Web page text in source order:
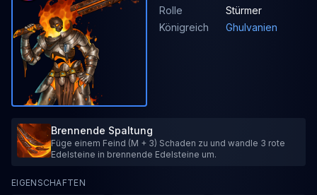
Rolle
Stürmer
Königreich
Ghulvanien
Brennende Spaltung
Füge einem Feind (M + 3) Schaden zu und wandle 3 rote
Edelsteine in brennende Edelsteine um.
EIGENSCHAFTEN